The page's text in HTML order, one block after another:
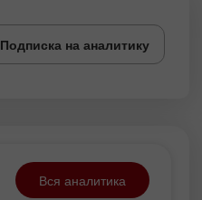
Подписка на аналитику
Вся аналитика